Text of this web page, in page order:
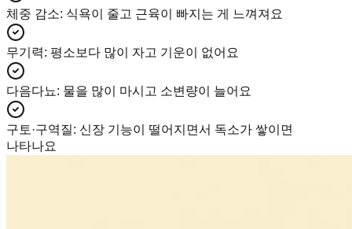
체중 감소: 식욕이 줄고 근육이 빠지는 게 느껴져요
무기력: 평소보다 많이 자고 기운이 없어요
다음다뇨: 물을 많이 마시고 소변량이 늘어요
구토·구역질: 신장 기능이 떨어지면서 독소가 쌓이면
나타나요